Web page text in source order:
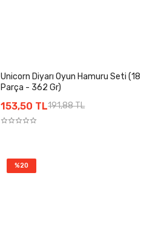
Unicorn Diyarı Oyun Hamuru Seti (18
Parça - 362 Gr)
153,50 TL191,88 TL
%20